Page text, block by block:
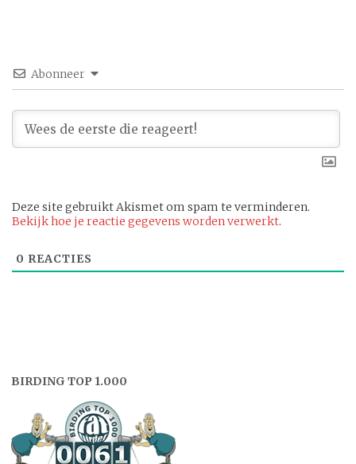
Abonneer
Deze site gebruikt Akismet om spam te verminderen.
Bekijk hoe je reactie gegevens worden verwerkt.
0 REACTIES
BIRDING TOP 1.000